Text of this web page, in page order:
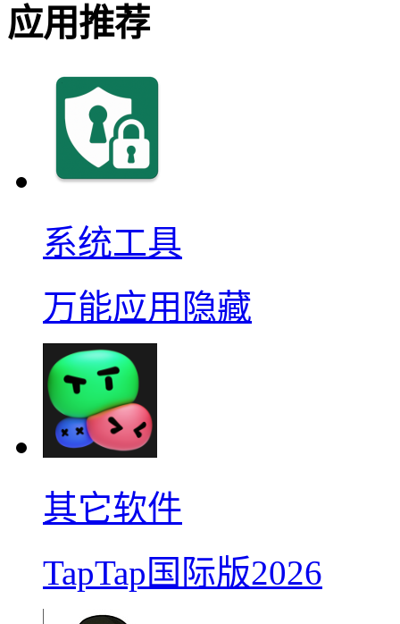
应用推荐
系统工具
万能应用隐藏
其它软件
TapTap国际版2026